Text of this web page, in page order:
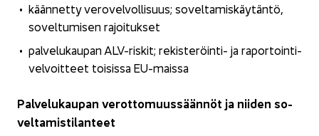
kään­net­ty ve­ro­vel­vol­li­suus; so­vel­ta­mis­käy­tän­tö,
so­vel­tu­mi­sen ra­joi­tuk­set
pal­ve­lu­kau­pan ALV-​riskit; rekisteröinti-​ ja ra­por­toin­ti­
vel­voit­teet toi­sis­sa EU-​maissa
Pal­ve­lu­kau­pan ve­rot­to­muus­sään­nöt ja nii­den so­
vel­ta­mis­ti­lan­teet